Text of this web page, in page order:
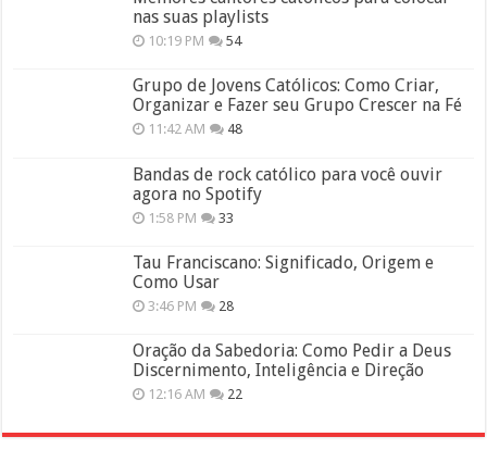
nas suas playlists
10:19 PM 54
Grupo de Jovens Católicos: Como Criar,
Organizar e Fazer seu Grupo Crescer na Fé
11:42 AM 48
Bandas de rock católico para você ouvir
agora no Spotify
1:58 PM 33
Tau Franciscano: Significado, Origem e
Como Usar
3:46 PM 28
Oração da Sabedoria: Como Pedir a Deus
Discernimento, Inteligência e Direção
12:16 AM 22